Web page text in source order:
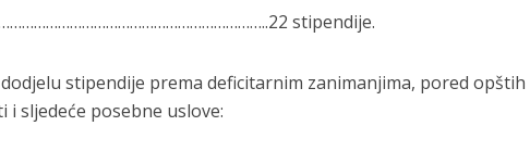
stipendije.
stipendije prema deficitarnim zanimanjima, pored opštih
slјedeće posebne uslove: